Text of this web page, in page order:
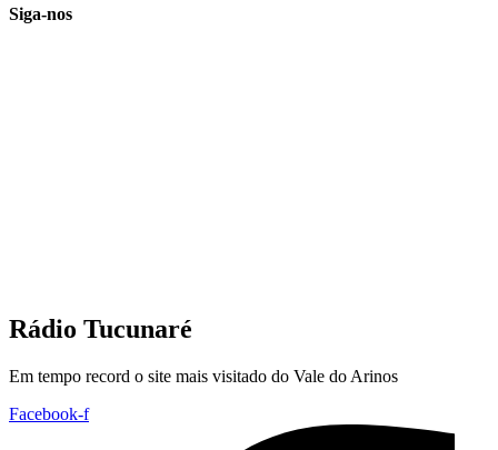
Siga-nos
Rádio Tucunaré
Em tempo record o site mais visitado do Vale do Arinos
Facebook-f